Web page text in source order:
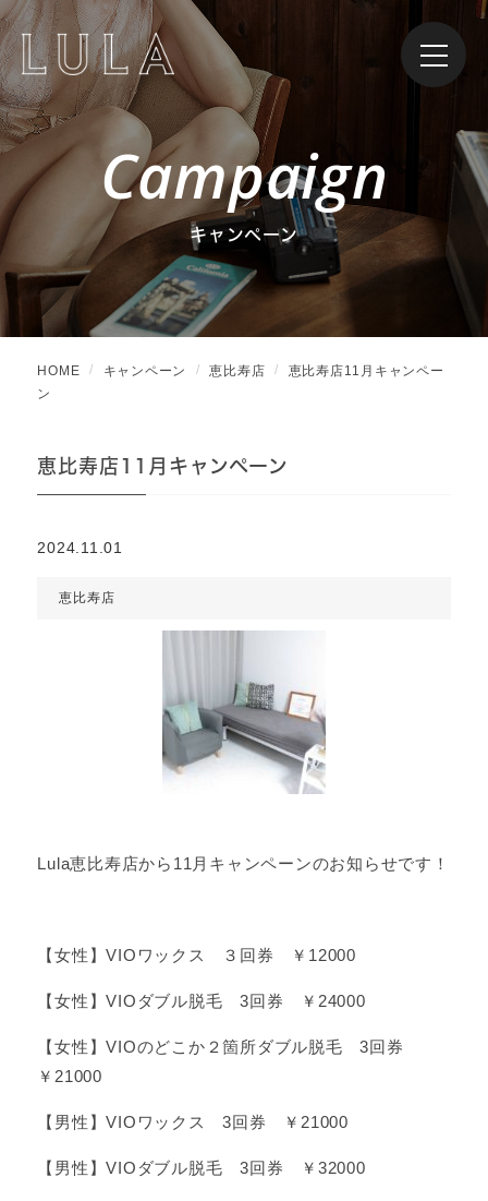
Campaign
キャンペーン
HOME キャンペーン 恵比寿店
恵比寿店11月キャンペー
ン
恵比寿店11月キャンペーン
2024.11.01
恵比寿店
Lula恵比寿店から11月キャンペーンのお知らせです！
【女性】VIOワックス ３回券 ￥12000
【女性】VIOダブル脱毛 3回券 ￥24000
【女性】VIOのどこか２箇所ダブル脱毛 3回券
￥21000
【男性】VIOワックス 3回券 ￥21000
【男性】VIOダブル脱毛 3回券 ￥32000